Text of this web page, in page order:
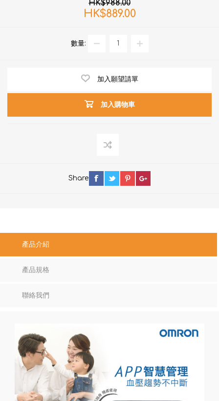
HK$988.00
HK$889.00
數量:
加入願望請單
加入購物車
Share
產品介紹
產品規格
聯絡我們